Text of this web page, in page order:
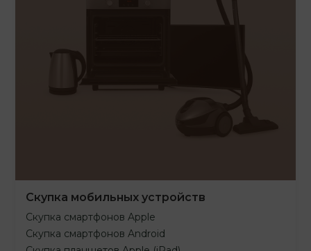
Скупка мобильных устройств
Скупка смартфонов Apple
Скупка смартфонов Android